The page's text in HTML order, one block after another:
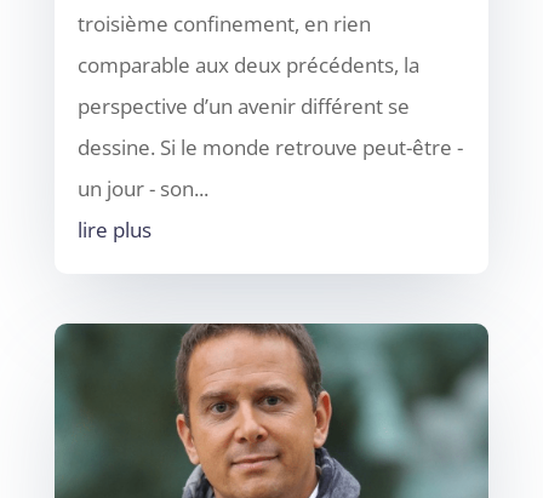
troisième confinement, en rien
comparable aux deux précédents, la
perspective d’un avenir différent se
dessine. Si le monde retrouve peut-être -
un jour - son...
lire plus